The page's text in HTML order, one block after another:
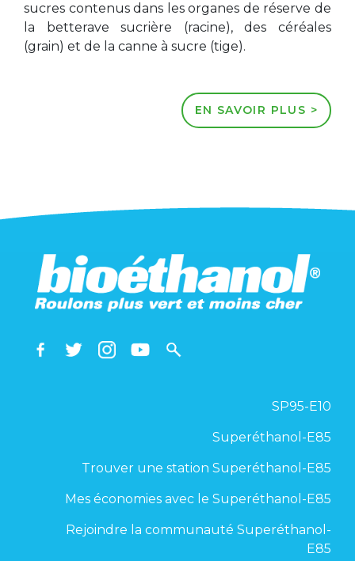
sucres contenus dans les organes de réserve de
la betterave sucrière (racine), des céréales
(grain) et de la canne à sucre (tige).
EN SAVOIR PLUS >
SP95-E10
Superéthanol-E85
Trouver une station Superéthanol-E85
Mes économies avec le Superéthanol-E85
Rejoindre la communauté Superéthanol-
E85